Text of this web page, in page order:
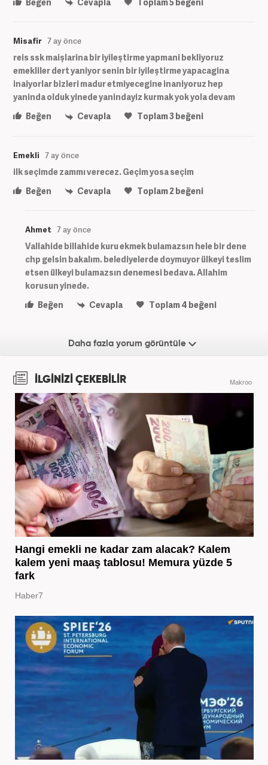
Misafir 7 ay önce
reis ssk maişlarina bir iyileştirme yapmani bekliyoruz
emekliler dert yaniyor senin bir iyileştirme yapacagina
inaiyorlar bizleri madur etmiyecegine inaniyoruz hep
yaninda olduk yinede yanindayiz kurmak yok yola devam
Beğen
Cevapla Toplam3beğeni
Emekli 7 ay önce
ilk seçimde zammı verecez. Geçim yosa seçim
Beğen
Cevapla Toplam2 beğeni
Ahmet 7 ay önce
Vallahide billahide kuru ekmek bulamazsın hele bir dene
chp gelsin bakalım. belediyelerde doymuyor ülkeyi teslim
etsen ülkeyi bulamazsın denemesi bedava. Allahim
korusun yinede.
Beğen
Cevapla Toplam4 beğeni
Daha fazla yorum görüntüle
İLGİNİZİ ÇEKEBİLİR Makroo
Hangi emekli ne kadar zam alacak? Kalem
kalem yeni maaş tablosu! Memura yüzde 5
fark
Haber7